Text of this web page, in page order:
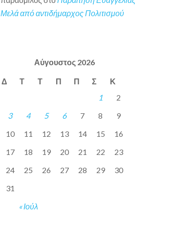
Μελά από αντιδήμαρχος Πολιτισμού
Αύγουστος 2026
Δ Τ Τ Π Π Σ Κ
« Ιούλ
1
2
3
4 5 6 7 8
9
10
11 12 13 14 15
16
17
18 19 20 21 22
23
24
25 26 27 28 29
30
31